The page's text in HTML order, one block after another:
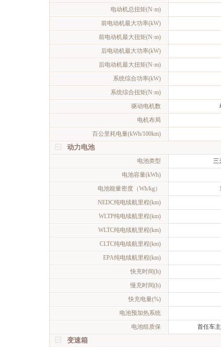
电动机总扭矩(N·m)
前电动机最大功率(kW)
前电动机最大扭矩(N·m)
后电动机最大功率(kW)
后电动机最大扭矩(N·m)
系统综合功率(kW)
系统综合扭矩(N·m)
驱动电机数
电机布局
百公里耗电量(kWh/100km)
动力电池
电池类型
三
电池容量(kWh)
电池能量密度（Wh/kg）
NEDC纯电续航里程(km)
WLTP纯电续航里程(km)
WLTC纯电续航里程(km)
CLTC纯电续航里程(km)
EPA纯电续航里程(km)
快充时间(h)
慢充时间(h)
快充电量(%)
电池预加热系统
电池组质保
首任车
变速箱